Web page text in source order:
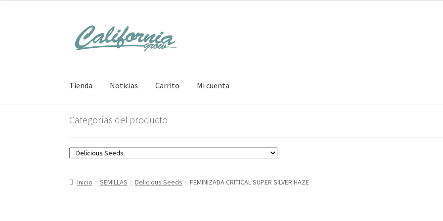
contenido
Tienda Noticias Carrito Mi cuenta
Categorías del producto
Inicio SEMILLAS Delicious Seeds FEMINIZADA CRITICAL SUPER SILVER HAZE